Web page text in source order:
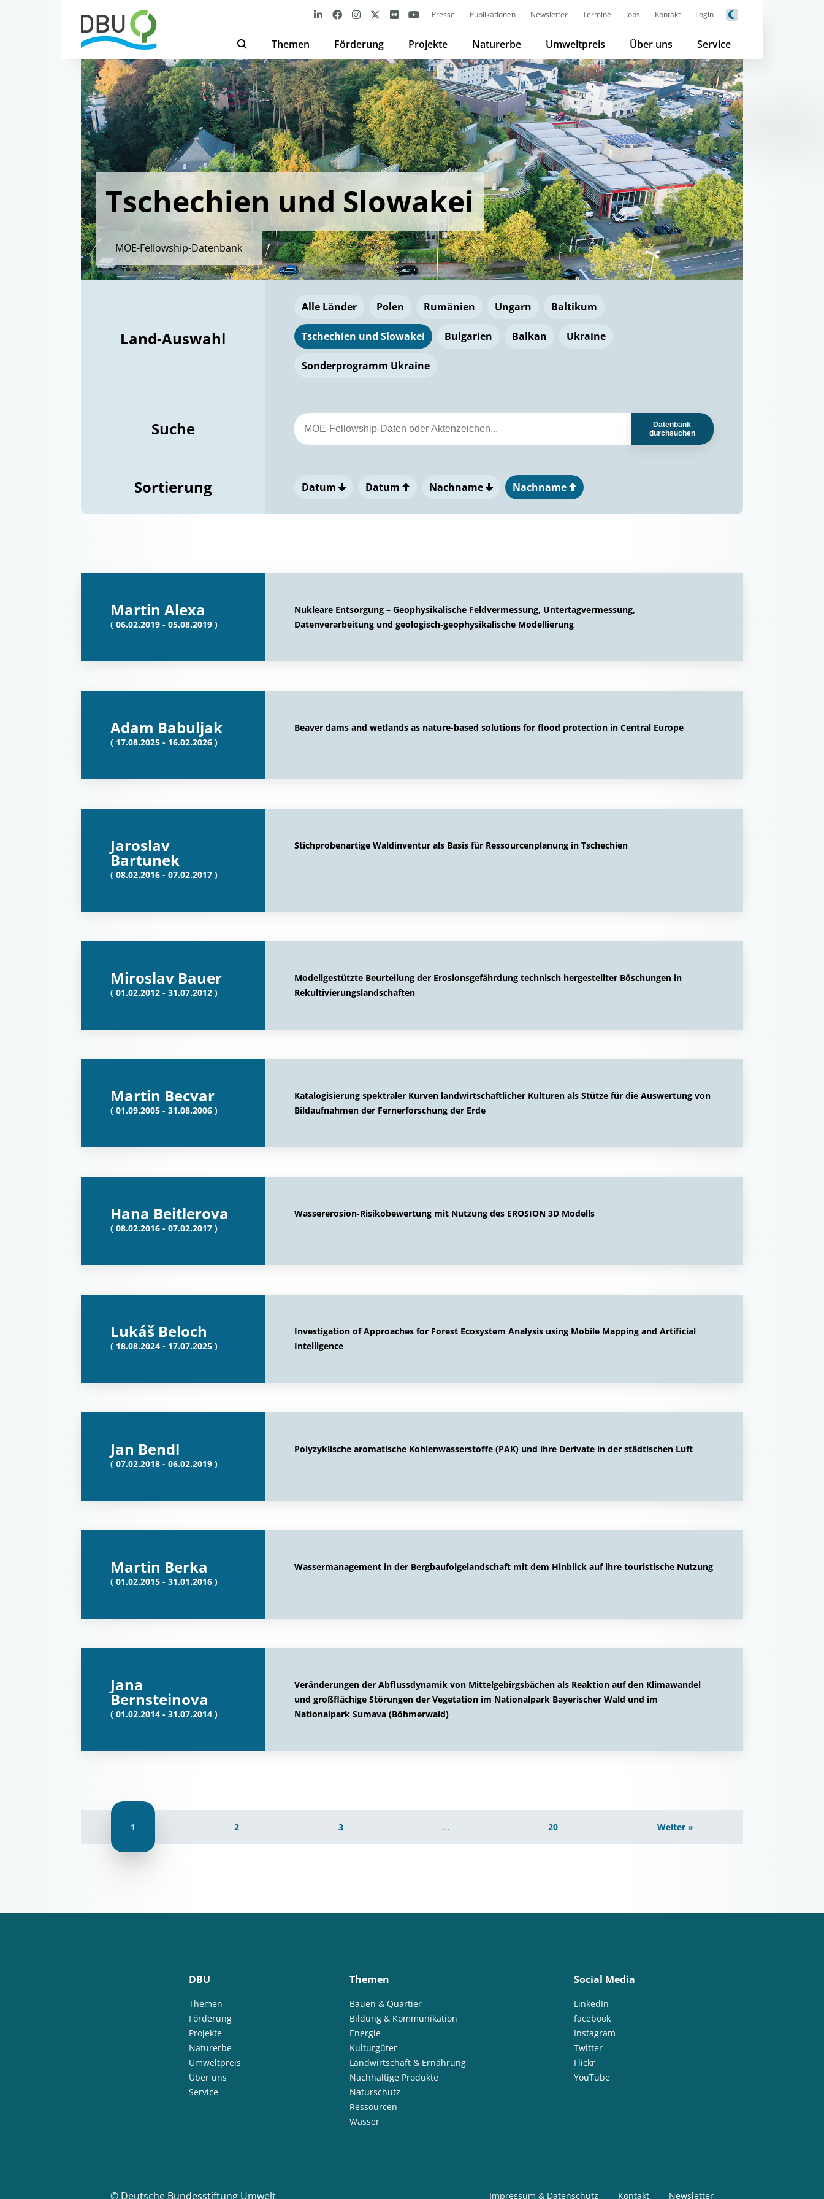
Presse Publikationen Newsletter Termine Jobs Kontakt Login
Themen Förderung Projekte Naturerbe Umweltpreis Über uns Service
Tschechien und Slowakei
MOE-Fellowship-Datenbank
Land-Auswahl
Alle Länder Polen Rumänien Ungarn Baltikum
Tschechien und Slowakei Bulgarien Balkan Ukraine
Sonderprogramm Ukraine
Suche
Datenbank
durchsuchen
Sortierung Datum Datum Nachname Nachname
Martin Alexa
( 06.02.2019 - 05.08.2019 )
Nukleare Entsorgung – Geophysikalische Feldvermessung, Untertagvermessung,
Datenverarbeitung und geologisch-geophysikalische Modellierung
Adam Babuljak
( 17.08.2025 - 16.02.2026 )
Beaver dams and wetlands as nature-based solutions for flood protection in Central Europe
Jaroslav
Bartunek
( 08.02.2016 - 07.02.2017 )
Stichprobenartige Waldinventur als Basis für Ressourcenplanung in Tschechien
Miroslav Bauer
( 01.02.2012 - 31.07.2012 )
Modellgestützte Beurteilung der Erosionsgefährdung technisch hergestellter Böschungen in
Rekultivierungslandschaften
Martin Becvar
( 01.09.2005 - 31.08.2006 )
Katalogisierung spektraler Kurven landwirtschaftlicher Kulturen als Stütze für die Auswertung von
Bildaufnahmen der Fernerforschung der Erde
Hana Beitlerova
( 08.02.2016 - 07.02.2017 )
Wassererosion-Risikobewertung mit Nutzung des EROSION 3D Modells
Lukáš Beloch
( 18.08.2024 - 17.07.2025 )
Investigation of Approaches for Forest Ecosystem Analysis using Mobile Mapping and Artificial
Intelligence
Jan Bendl
( 07.02.2018 - 06.02.2019 )
Polyzyklische aromatische Kohlenwasserstoffe (PAK) und ihre Derivate in der städtischen Luft
Martin Berka
( 01.02.2015 - 31.01.2016 )
Wassermanagement in der Bergbaufolgelandschaft mit dem Hinblick auf ihre touristische Nutzung
Jana
Bernsteinova
( 01.02.2014 - 31.07.2014 )
Veränderungen der Abflussdynamik von Mittelgebirgsbächen als Reaktion auf den Klimawandel
und großflächige Störungen der Vegetation im Nationalpark Bayerischer Wald und im
Nationalpark Sumava (Böhmerwald)
1 2 3 … 20 Weiter »
DBU
Themen
Förderung
Projekte
Naturerbe
Umweltpreis
Über uns
Service
Themen
Bauen & Quartier
Bildung & Kommunikation
Energie
Kulturgüter
Landwirtschaft & Ernährung
Nachhaltige Produkte
Naturschutz
Ressourcen
Wasser
Social Media
LinkedIn
facebook
Instagram
Twitter
Flickr
YouTube
© Deutsche Bundesstiftung Umwelt Impressum & Datenschutz Kontakt Newsletter